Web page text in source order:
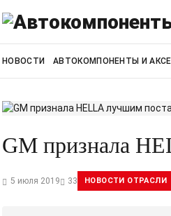
НОВОСТИ АВТОКОМПОНЕНТЫ И
GM признала
5 июля 2019 33 НОВОСТИ ОТРАСЛИ